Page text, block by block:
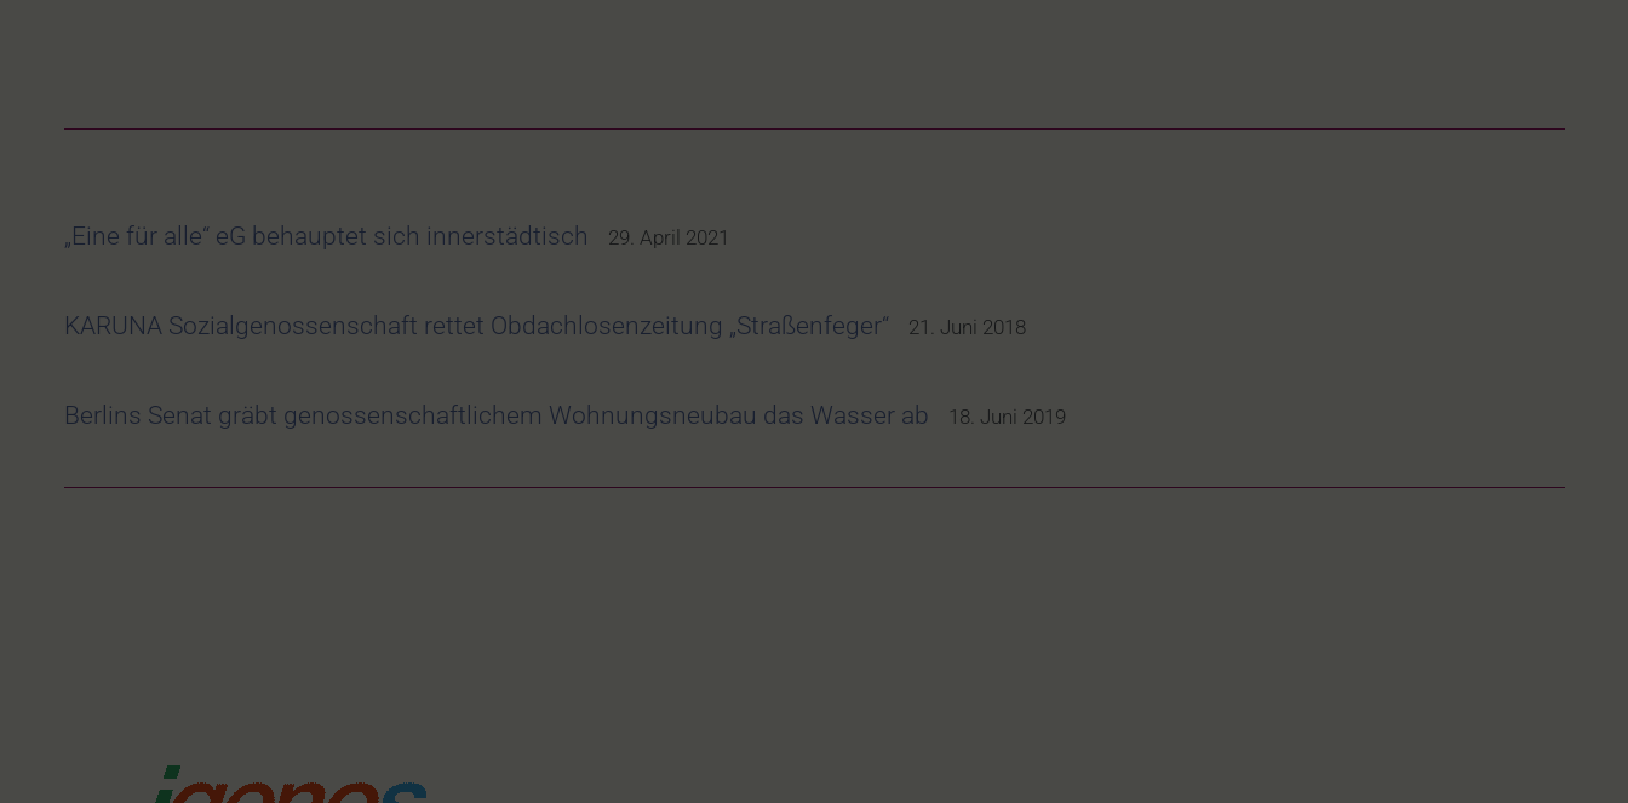
„Eine für alle“ eG behauptet sich innerstädtisch 29. April 2021
KARUNA Sozialgenossenschaft rettet Obdachlosenzeitung „Straßenfeger“ 21. Juni 2018
Berlins Senat gräbt genossenschaftlichem Wohnungsneubau das Wasser ab 18. Juni 2019